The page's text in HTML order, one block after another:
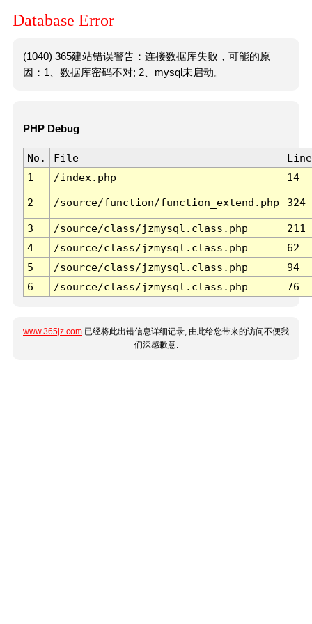
Database Error
(1040) 365建站错误警告：连接数据库失败，可能的原
因：1、数据库密码不对; 2、mysql未启动。
PHP Debug
No. File
Line
1
/index.php 14
2 /source/function/function_extend.php 324
3 /source/class/jzmysql.class.php
211
4
/source/class/jzmysql.class.php
62
5
/source/class/jzmysql.class.php
94
6
/source/class/jzmysql.class.php 76
www.365jz.com 已经将此出错信息详细记录, 由此给您带来的访问不便我
们深感歉意.